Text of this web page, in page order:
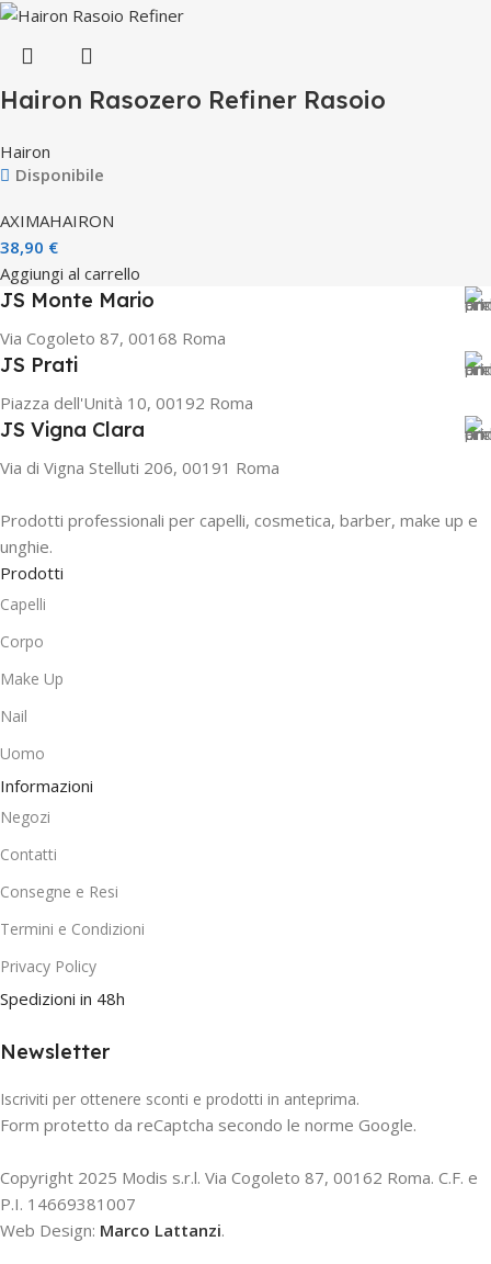
Hairon Rasozero Refiner Rasoio
Hairon
Disponibile
AXIMAHAIRON
38,90 €
Aggiungi al carrello
JS Monte Mario
Via Cogoleto 87, 00168 Roma
JS Prati
Piazza dell'Unità 10, 00192 Roma
JS Vigna Clara
Via di Vigna Stelluti 206, 00191 Roma
Prodotti professionali per capelli, cosmetica, barber, make up e
unghie.
Prodotti
Capelli
Corpo
Make Up
Nail
Uomo
Informazioni
Negozi
Contatti
Consegne e Resi
Termini e Condizioni
Privacy Policy
Spedizioni in 48h
Newsletter
Iscriviti per ottenere sconti e prodotti in anteprima.
Form protetto da reCaptcha secondo le norme Google.
Copyright 2025 Modis s.r.l. Via Cogoleto 87, 00162 Roma. C.F. e
P.I. 14669381007
Web Design: Marco Lattanzi.